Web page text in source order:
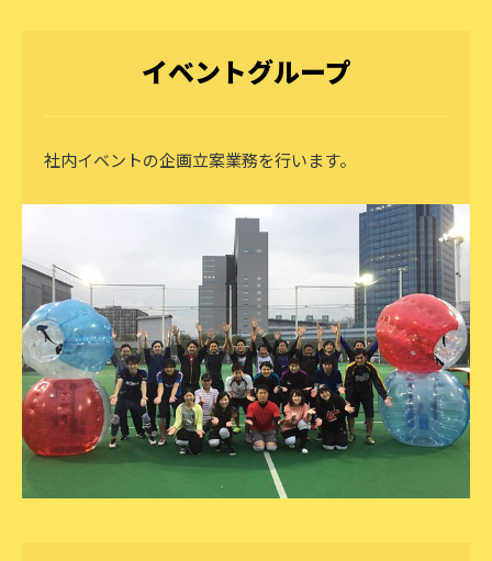
イベントグループ
社内イベントの企画立案業務を行います。